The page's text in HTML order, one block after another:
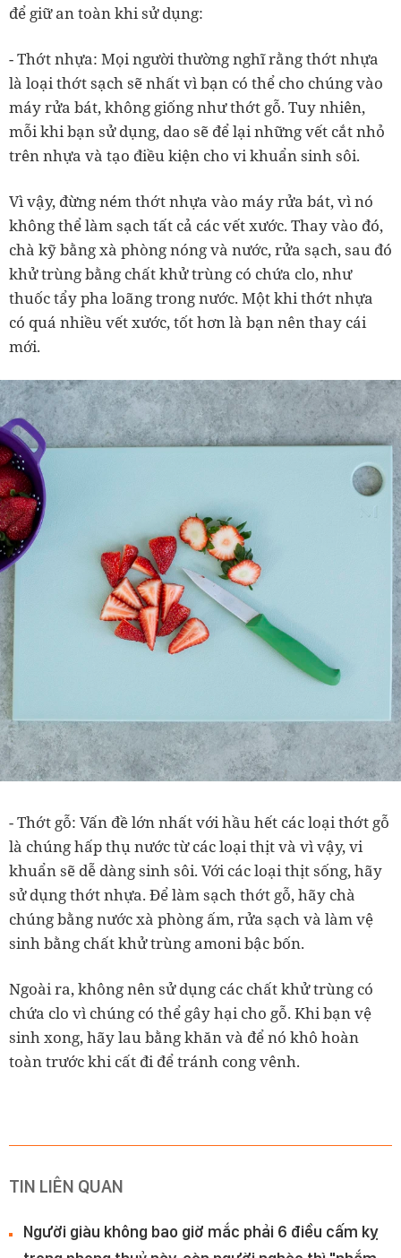
để giữ an toàn khi sử dụng:
- Thớt nhựa: Mọi người thường nghĩ rằng thớt nhựa
là loại thớt sạch sẽ nhất vì bạn có thể cho chúng vào
máy rửa bát, không giống như thớt gỗ. Tuy nhiên,
mỗi khi bạn sử dụng, dao sẽ để lại những vết cắt nhỏ
trên nhựa và tạo điều kiện cho vi khuẩn sinh sôi.
Vì vậy, đừng ném thớt nhựa vào máy rửa bát, vì nó
không thể làm sạch tất cả các vết xước. Thay vào đó,
chà kỹ bằng xà phòng nóng và nước, rửa sạch, sau đó
khử trùng bằng chất khử trùng có chứa clo, như
thuốc tẩy pha loãng trong nước. Một khi thớt nhựa
có quá nhiều vết xước, tốt hơn là bạn nên thay cái
mới.
- Thớt gỗ: Vấn đề lớn nhất với hầu hết các loại thớt gỗ
là chúng hấp thụ nước từ các loại thịt và vì vậy, vi
khuẩn sẽ dễ dàng sinh sôi. Với các loại thịt sống, hãy
sử dụng thớt nhựa. Để làm sạch thớt gỗ, hãy chà
chúng bằng nước xà phòng ấm, rửa sạch và làm vệ
sinh bằng chất khử trùng amoni bậc bốn.
Ngoài ra, không nên sử dụng các chất khử trùng có
chứa clo vì chúng có thể gây hại cho gỗ. Khi bạn vệ
sinh xong, hãy lau bằng khăn và để nó khô hoàn
toàn trước khi cất đi để tránh cong vênh.
TIN LIÊN QUAN
Người giàu không bao giờ mắc phải 6 điều cấm kỵ